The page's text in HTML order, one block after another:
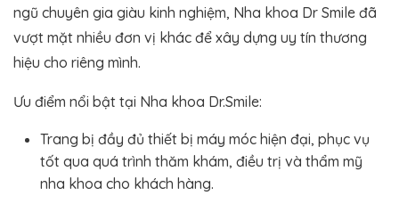
ngũ chuyên gia giàu kinh nghiệm, Nha khoa Dr Smile đã
vượt mặt nhiều đơn vị khác để xây dựng uy tín thương
hiệu cho riêng mình.
Ưu điểm nổi bật tại Nha khoa Dr.Smile:
Trang bị đầy đủ thiết bị máy móc hiện đại, phục vụ
tốt qua quá trình thăm khám, điều trị và thẩm mỹ
nha khoa cho khách hàng.